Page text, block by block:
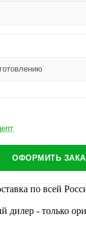
ОФОРМИТЬ
по всей
дилер - только